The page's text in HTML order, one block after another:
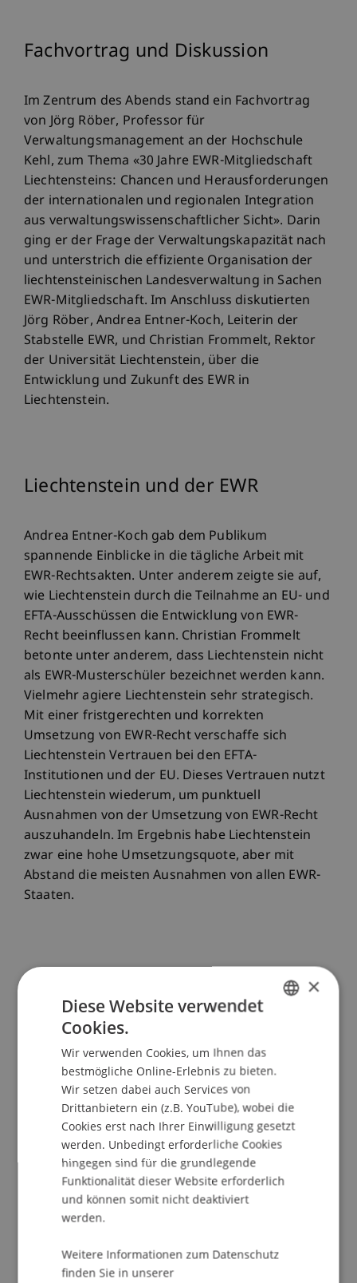
Fachvortrag und Diskussion
Im Zentrum des Abends stand ein Fachvortrag
von Jörg Röber, Professor für
Verwaltungsmanagement an der Hochschule
Kehl, zum Thema «30 Jahre EWR-Mitgliedschaft
Liechtensteins: Chancen und Herausforderungen
der internationalen und regionalen Integration
aus verwaltungswissenschaftlicher Sicht». Darin
ging er der Frage der Verwaltungskapazität nach
und unterstrich die effiziente Organisation der
liechtensteinischen Landesverwaltung in Sachen
EWR-Mitgliedschaft. Im Anschluss diskutierten
Jörg Röber, Andrea Entner-Koch, Leiterin der
Stabstelle EWR, und Christian Frommelt, Rektor
der Universität Liechtenstein, über die
Entwicklung und Zukunft des EWR in
Liechtenstein.
Liechtenstein und der EWR
Andrea Entner-Koch gab dem Publikum
spannende Einblicke in die tägliche Arbeit mit
EWR-Rechtsakten. Unter anderem zeigte sie auf,
wie Liechtenstein durch die Teilnahme an EU- und
EFTA-Ausschüssen die Entwicklung von EWR-
Recht beeinflussen kann. Christian Frommelt
betonte unter anderem, dass Liechtenstein nicht
als EWR-Musterschüler bezeichnet werden kann.
Vielmehr agiere Liechtenstein sehr strategisch.
Mit einer fristgerechten und korrekten
Umsetzung von EWR-Recht verschaffe sich
Liechtenstein Vertrauen bei den EFTA-
Institutionen und der EU. Dieses Vertrauen nutzt
Liechtenstein wiederum, um punktuell
Ausnahmen von der Umsetzung von EWR-Recht
auszuhandeln. Im Ergebnis habe Liechtenstein
zwar eine hohe Umsetzungsquote, aber mit
Abstand die meisten Ausnahmen von allen EWR-
Staaten.
Direkte Demokratie und EWR-
Rechtssetzung
In der Schlussrunde diskutierte das Podium die
Rolle direktdemokratischer Elemente in der EWR-
Rechtssetzung. Formell wurde die direkte
Demokratie durch die EWR-Mitgliedschaft nicht
eingeschränkt, da sowohl gegen die Übernahme
eines EU-Rechtsaktes in das EWR-Abkommen als
auch gegen die Umsetzung eines EWR-Recht in
ein nationales Gesetz das Referendum ergriffen
werden kann. Bis jetzt wurde aber noch nie ein
Rechtsaktes in das EWR-Abkommen ergriffen.
Nach der Meinung des Podiums unterstreicht
×
Diese Website verwendet
Cookies.
Wir verwenden Cookies, um Ihnen das
bestmögliche Online-Erlebnis zu bieten.
Wir setzen dabei auch Services von
Drittanbietern ein (z.B. YouTube), wobei die
Cookies erst nach Ihrer Einwilligung gesetzt
werden. Unbedingt erforderliche Cookies
hingegen sind für die grundlegende
Funktionalität dieser Website erforderlich
und können somit nicht deaktiviert
werden.
Weitere Informationen zum Datenschutz
finden Sie in unserer